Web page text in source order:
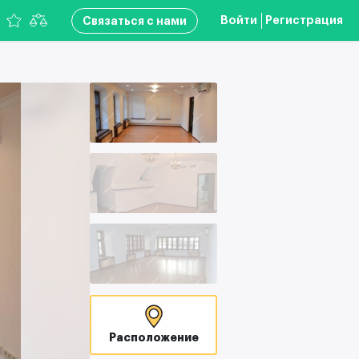
Связаться с нами Войти Регистрация
Расположение